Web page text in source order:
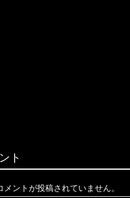
ト
メントが投稿されていません。